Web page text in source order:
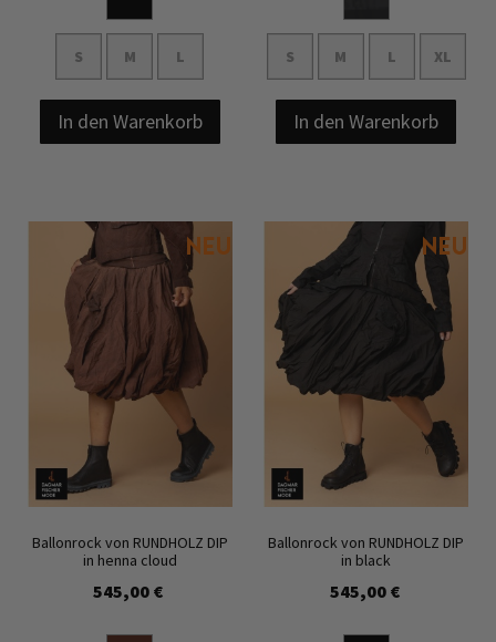
S M L
In den Warenkorb
S M L XL
In den Warenkorb
Ballonrock von RUNDHOLZ DIP
in henna cloud
545,00 €
Ballonrock von RUNDHOLZ DIP
in black
545,00 €